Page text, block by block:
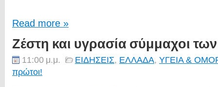
Read more »
Ζέστη και υγρασία σύμμαχοι
11:00 μ.μ. ΕΙΔΗΣΕΙΣ, ΕΛΛΑΔΑ, ΥΓΕΙΑ &
πρώτοι!